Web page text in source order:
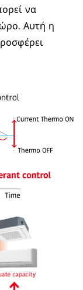
να
Αυτή η